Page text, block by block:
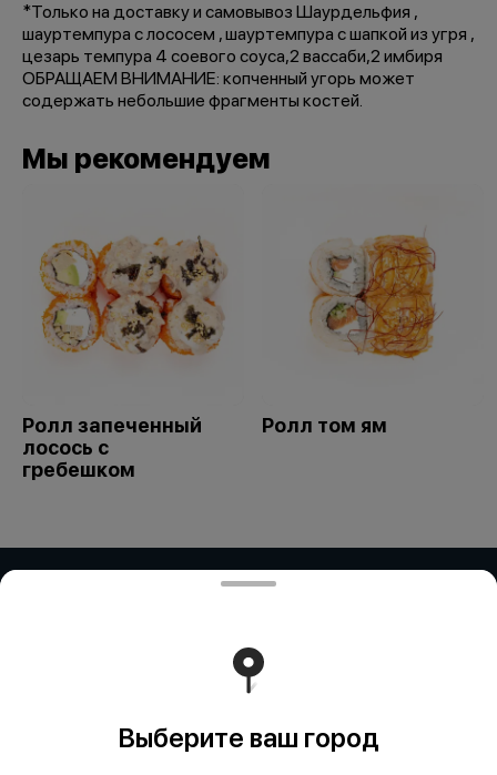
*Только на доставку и самовывоз Шаурдельфия ,
шауртемпура с лососем , шауртемпура с шапкой из угря ,
цезарь темпура 4 соевого соуса,2 вассаби,2 имбиря
ОБРАЩАЕМ ВНИМАНИЕ: копченный угорь может
содержать небольшие фрагменты костей.
Мы рекомендуем
Ролл запеченный
лосось с
гребешком
Ролл том ям
ИП Дубинина / ИП Збирун / ИП ART
БИН:871015450730 ИП ART COR - БИН:970312451058
Работает на эффективном ядре
Выберите ваш город